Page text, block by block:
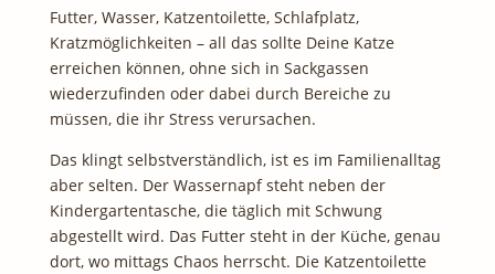
Futter, Wasser, Katzentoilette, Schlafplatz,
Kratzmöglichkeiten – all das sollte Deine Katze
erreichen können, ohne sich in Sackgassen
wiederzufinden oder dabei durch Bereiche zu
müssen, die ihr Stress verursachen.
Das klingt selbstverständlich, ist es im Familienalltag
aber selten. Der Wassernapf steht neben der
Kindergartentasche, die täglich mit Schwung
abgestellt wird. Das Futter steht in der Küche, genau
dort, wo mittags Chaos herrscht. Die Katzentoilette